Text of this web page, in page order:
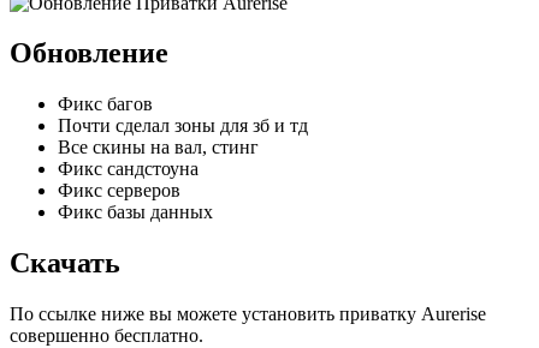
Обновление
Фикс багов
Почти сделал зоны для зб и тд
Все скины на вал, стинг
Фикс сандстоуна
Фикс серверов
Фикс базы данных
Скачать
По ссылке ниже вы можете установить приватку Aurerise
совершенно бесплатно.